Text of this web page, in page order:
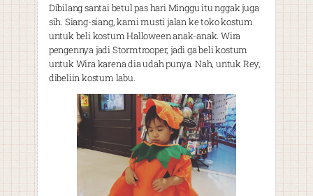
Dibilang santai betul pas hari Minggu itu nggak juga
sih. Siang-siang, kami musti jalan ke toko kostum
untuk beli kostum Halloween anak-anak. Wira
pengennya jadi Stormtrooper, jadi ga beli kostum
untuk Wira karena dia udah punya. Nah, untuk Rey,
dibeliin kostum labu.